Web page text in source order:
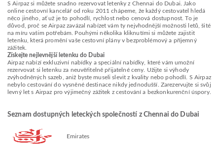
S Airpaz si můžete snadno rezervovat letenky z Chennai do Dubai. Jako
online cestovní kancelář od roku 2011 chápeme, že každý cestovatel hledá
něco jiného, ať už je to pohodlí, rychlost nebo cenová dostupnost. To je
důvod, proč se Airpaz zavázal nabízet vám ty nejvhodnější možnosti letů, šité
na míru vašim potřebám. Pouhými několika kliknutími si můžete zajistit
letenku, která promění vaše cestovní plány v bezproblémový a příjemný
zážitek.
Získejte nejlevnější letenku do Dubai
Airpaz nabízí exkluzivní nabídky a speciální nabídky, které vám umožní
rezervovat si letenku za neuvěřitelně přijatelné ceny. Užijte si výhody
zvýhodněných sazeb, aniž byste museli slevit z kvality nebo pohodlí. S Airpaz
nebylo cestování do vysněné destinace nikdy jednodušší. Zarezervujte si svůj
levný let s Airpaz pro výjimečný zážitek z cestování a bezkonkurenční úspory.
Seznam dostupných leteckých společností z Chennai do Dubai
Emirates